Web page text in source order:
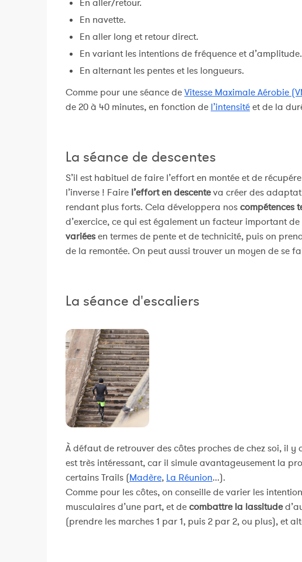
En aller/retour.
En navette.
En aller long et retour direct.
En variant les intentions de fréquence et d’amplitude.
En alternant les pentes et les longueurs.
Comme pour une séance deVitesse Maximale Aérobie
de 20 à 40 minutes, en fonction de l’intensitéet de la
La séance de descentes
S’il est habituel de faire l’effort en montée et de
l’inverse ! Faire l’effort en descenteva créer des
rendant plus forts. Cela développera noscompétences
d’exercice, ce qui est également un facteur important
variéesen termes de pente et de technicité, puis on
de la remontée. On peut aussi trouver un moyen de se
La séance d'escaliers
À défaut de retrouver des côtes proches de chez soi, il y
est très intéressant, car il simule avantageusement la
certains Trails (Madère, La Réunion...).
Comme pour les côtes, on conseille de varier les
musculaires d’une part, et decombattre la lassitude
(prendre les marches 1 par 1, puis 2 par 2, ou plus), et